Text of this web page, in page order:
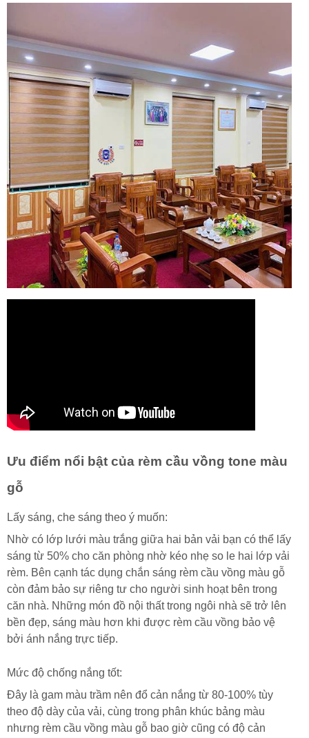
Ưu điểm nổi bật của rèm cầu vồng tone màu
gỗ
Lấy sáng, che sáng theo ý muốn:
Nhờ có lớp lưới màu trắng giữa hai bản vải bạn có thể lấy
sáng từ 50% cho căn phòng nhờ kéo nhẹ so le hai lớp vải
rèm. Bên cạnh tác dụng chắn sáng rèm cầu vồng màu gỗ
còn đảm bảo sự riêng tư cho người sinh hoạt bên trong
căn nhà. Những món đồ nội thất trong ngôi nhà sẽ trở lên
bền đẹp, sáng màu hơn khi được rèm cầu vồng bảo vệ
bởi ánh nắng trực tiếp.
Mức độ chống nắng tốt:
Đây là gam màu trầm nên đổ cản nắng từ 80-100% tùy
theo độ dày của vải, cùng trong phân khúc bảng màu
nhưng rèm cầu vồng màu gỗ bao giờ cũng có độ cản